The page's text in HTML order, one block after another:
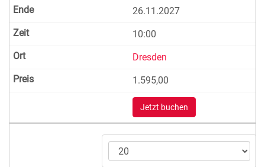
26.11.2027
10:00
Dresden
1.595,00
Jetzt buchen